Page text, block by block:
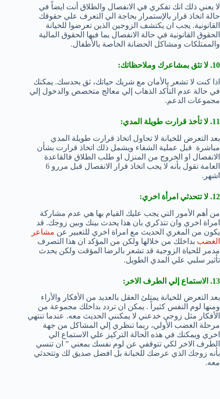
لا يعني ذلك انك تفكري في الانفصال والطلاق أنت ايضاً في
حالة اتخاذ قرار بالإستمرار بحاجة الي التعرف علي حقوقك
القانونية. يجب ان يكتشف الزوجين الذين تعرضوا للخيانة
الحقوق القانونية في حالة الانفصال بما فيها الحقوق المالية
والممتلكات ومشاكل الحضانة الخاصة بالأطفال.
10. لا تثق بمشاعرك وملاحظاتك:
اذا كنت لا تشعر بالأمان مع شريك حياتك، ثق بحدسك. يمكنك
في حالة عدم التأكد الذهاب إلي معالج متخصص والدخول إلي
مجموعات الدعم.
11. لا تأخذ قرارت طويلة المدي:
بعد التعرض للخيانة لا تحاول اتخاذ قرارت طويلة المدي
مباشرة قبل عملية الشفاء ويشمل ذلك اتخاذ قرارت بشأن
الانفصال او الخروج من المنزل او طلب الطلاق فالقاعدة
العامة تقول بأنه لا يجب اتخاذ قرار الانفصال قبل مررو 6
اشهر.
12. لا تتحدثي امرأة اخري:
من أهم الأمور التي يجب عليك القيام بها هي عدم مشاركة
امراة اخري وان تتذكري بان هذا يحدث بينك وبين زوجك. قد
يكون من المغري الحديث مع امراة اخري للتعبير عن مشاعر
الغضب بداخلك من خلالها ولكن من المؤكد ان هذا التصرف
مدمر للحياة الزوجية قد تشعر بالرضا المؤقت ولكن يحدث
تأثير سلبي علي المدي الطويل.
13. الاستماع إلي الطرف الاخر:
بعد التعرض للخيانة يمتلئ العقل بالعديد من الأفكار والأراء
ومنها لوم النفس كثيراً . يمكن ان تردد بداخلك مجموعة من
الأفكار مثل زوجي خدعني لا يمكنني الحديث معه. عندما تنتهي
مرحلة الغضب الأولي، ربما تنظري إلي المشاكل من جهة
اخري ويمكنك في هذه الحالة التركيز علي الاستماع الي
الطرف الاخر لكي تتوقفي عن لوم نفسك بمعني ” ان تنسي
بأنه زوجك الذي عرضك للخيانة بل افضل صديق لك وتتحدثي
معه.